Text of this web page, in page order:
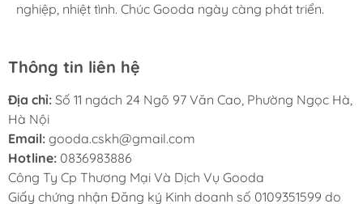
nghiệp, nhiệt tình. Chúc Gooda ngày càng phát triển.
nghiệp, nhiệt tình. Chúc Gooda ngày càng phát triển.
nghiệp, nhiệt tình. Chúc Gooda ngày càng phát triển.
Thông tin liên hệ
Địa chỉ: Số 11 ngách 24 Ngõ 97 Văn Cao, Phường Ngọc Hà,
Hà Nội
Email: gooda.cskh@gmail.com
Hotline: 0836983886
Công Ty Cp Thương Mại Và Dịch Vụ Gooda
Giấy chứng nhận Đăng ký Kinh doanh số 0109351599 do